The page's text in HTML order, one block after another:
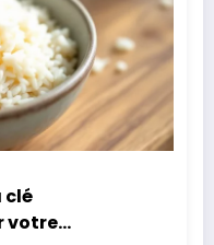
clé
votre